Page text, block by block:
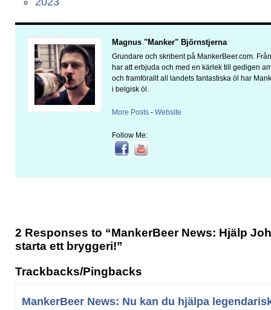
Magnus "Manker" Björnstjerna
Grundare och skribent på MankerBeer.com.
har att erbjuda och med en kärlek till gedigen
och framförallt all landets fantastiska öl har
i belgisk öl.
More Posts - Website
Follow Me:
2 Responses to “MankerBeer News: Hjälp
starta ett bryggeri!”
Trackbacks/Pingbacks
MankerBeer News: Nu kan du hjälpa